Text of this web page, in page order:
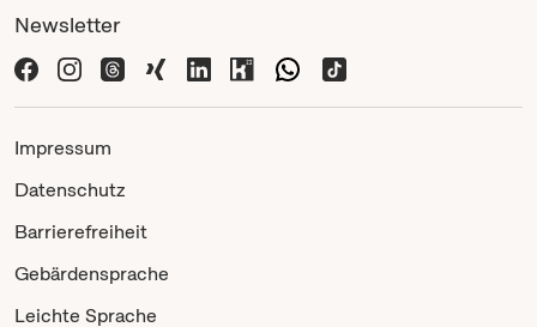
Newsletter
Impressum
Datenschutz
Barrierefreiheit
Gebärdensprache
Leichte Sprache